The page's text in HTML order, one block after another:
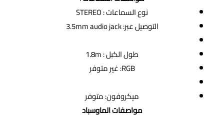
نوع السماعات : STEREO
التوصيل عبر: 3.5mm audio jack
طول الكبل : 1.8m
RGB: غير متوفر
ميكروفون: متوفر
مواصفات الماوسباد